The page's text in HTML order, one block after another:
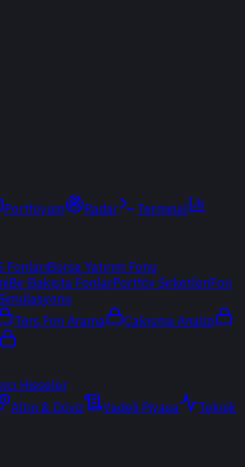
Portföyüm Radar
Terminal
FonlarıBorsa Yatırım Fonu
Bir Bakışta FonlarPortföy ŞirketleriFon
Ters Fon Arama
Çakışma Analizi
Hisseler
Altın & Döviz Vadeli Piyasa
Teknik